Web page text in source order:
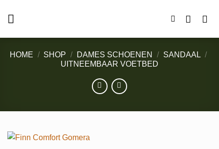
naar
HOME / SHOP / DAMES SCHOENEN / SANDAAL /
UITNEEMBAAR VOETBED